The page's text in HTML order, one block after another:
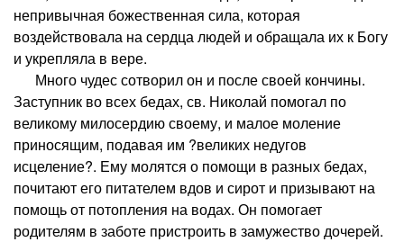
непривычная божественная сила, которая
воздействовала на сердца людей и обращала их к Богу
и укрепляла в вере.
Много чудес сотворил он и после своей кончины.
Заступник во всех бедах, св. Николай помогал по
великому милосердию своему, и малое моление
приносящим, подавая им ?великих недугов
исцеление?. Ему молятся о помощи в разных бедах,
почитают его питателем вдов и сирот и призывают на
помощь от потопления на водах. Он помогает
родителям в заботе пристроить в замужество дочерей.